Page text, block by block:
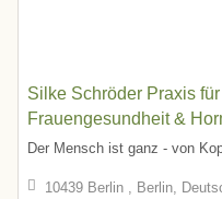
Silke Schröder Praxis
Frauengesundheit &
Der Mensch ist ganz - von
10439 Berlin , Berlin,